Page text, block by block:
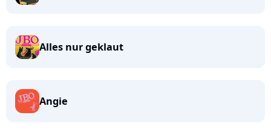
Alles nur geklaut
Angie